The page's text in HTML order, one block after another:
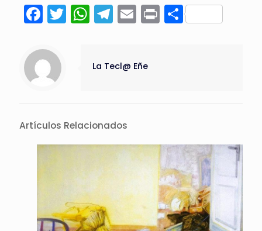
Facebook
Twitter
WhatsApp
Telegram
Email
Print
La Tecl@ Eñe
Artículos Relacionados